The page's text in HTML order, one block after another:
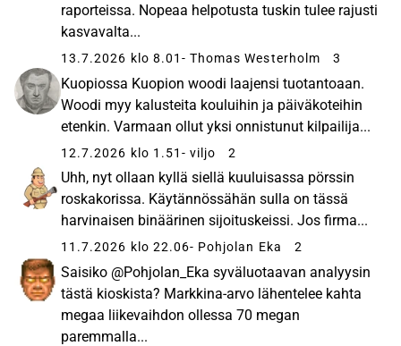
raporteissa. Nopeaa helpotusta tuskin tulee rajusti
kasvavalta...
13.7.2026 klo 8.01 - Thomas Westerholm 3
Kuopiossa Kuopion woodi laajensi tuotantoaan.
Woodi myy kalusteita kouluihin ja päiväkoteihin
etenkin. Varmaan ollut yksi onnistunut kilpailija...
12.7.2026 klo 1.51 - viljo 2
Uhh, nyt ollaan kyllä siellä kuuluisassa pörssin
roskakorissa. Käytännössähän sulla on tässä
harvinaisen binäärinen sijoituskeissi. Jos firma...
11.7.2026 klo 22.06- Pohjolan Eka 2
Saisiko @Pohjolan_Eka syväluotaavan analyysin
tästä kioskista? Markkina-arvo lähentelee kahta
megaa liikevaihdon ollessa 70 megan
paremmalla...